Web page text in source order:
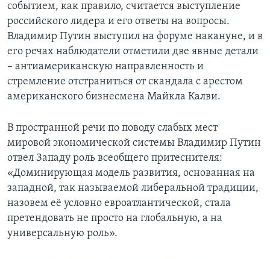
событием, как правило, считается выступление
российского лидера и его ответы на вопросы.
Владимир Путин выступил на форуме накануне, и в
его речах наблюдатели отметили две явные детали
– антиамериканскую направленность и
стремление отстраниться от скандала с арестом
американского бизнесмена Майкла Калви.
В пространной речи по поводу слабых мест
мировой экономической системы Владимир Путин
отвел Западу роль всеобщего притеснителя:
«Доминирующая модель развития, основанная на
западной, так называемой либеральной традиции,
назовем её условно евроатлантической, стала
претендовать не просто на глобальную, а на
универсальную роль».